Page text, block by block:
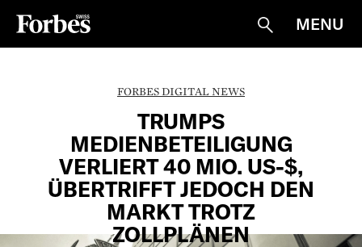
Suche
MENU
FORBES DIGITAL NEWS
TRUMPS
MEDIENBETEILIGUNG
VERLIERT 40 MIO. US-$,
ÜBERTRIFFT JEDOCH DEN
MARKT TROTZ
ZOLLPLÄNEN